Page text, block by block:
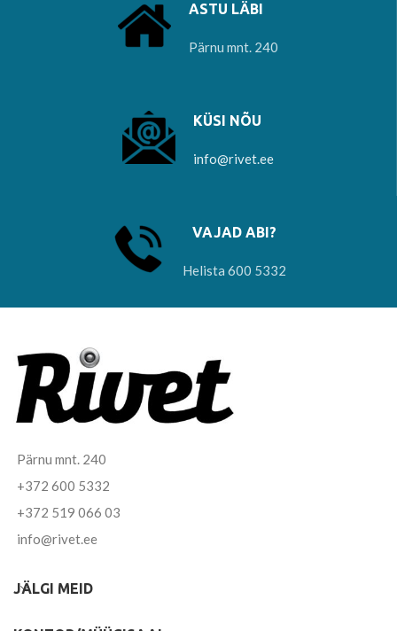
ASTU LÄBI
Pärnu mnt. 240
KÜSI NÕU
info@rivet.ee
VAJAD ABI?
Helista 600 5332
Pärnu mnt. 240
+372 600 5332
+372 519 066 03
info@rivet.ee
JÄLGI MEID